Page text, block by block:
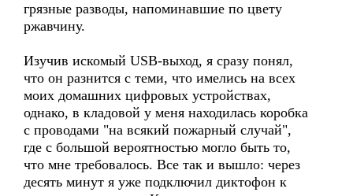
грязные разводы, напоминавшие по цвету
ржавчину.
Изучив искомый USB-выход, я сразу понял,
что он разнится с теми, что имелись на всех
моих домашних цифровых устройствах,
однако, в кладовой у меня находилась коробка
с проводами "на всякий пожарный случай",
где с большой вероятностью могло быть то,
что мне требовалось. Все так и вышло: через
десять минут я уже подключил диктофон к